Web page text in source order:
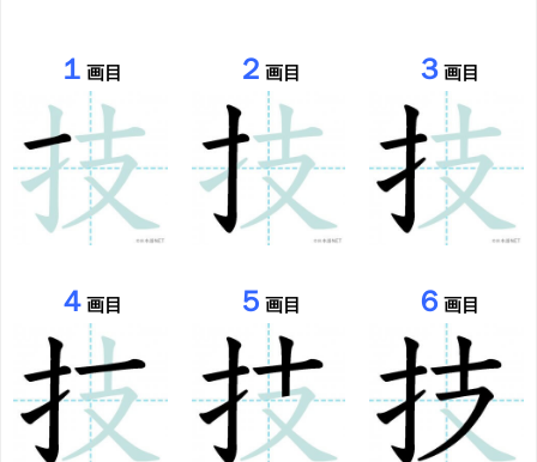
１画目 ２ 画目 ３ 画目
４画目 ５ 画目 ６ 画目